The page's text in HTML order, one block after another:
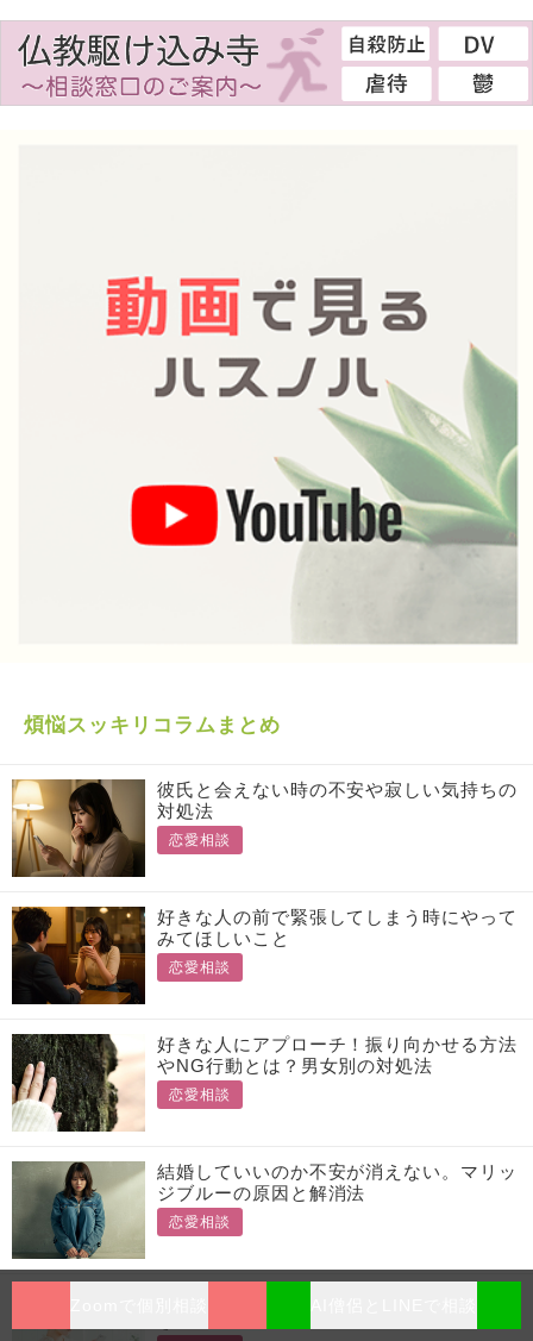
煩悩スッキリコラムまとめ
彼氏と会えない時の不安や寂しい気持ちの
対処法
恋愛相談
好きな人の前で緊張してしまう時にやって
みてほしいこと
恋愛相談
好きな人にアプローチ！振り向かせる方法
やNG行動とは？男女別の対処法
恋愛相談
結婚していいのか不安が消えない。マリッ
ジブルーの原因と解消法
恋愛相談